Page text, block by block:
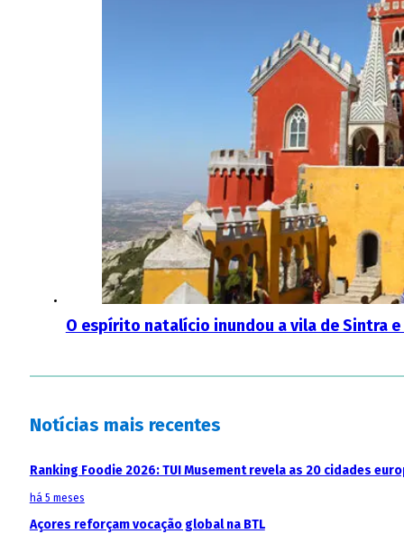
O espírito natalício inundou a vila de Sintra
Notícias mais recentes
Ranking Foodie 2026: TUI Musement revela as 20 cidades
há 5 meses
Açores reforçam vocação global na BTL